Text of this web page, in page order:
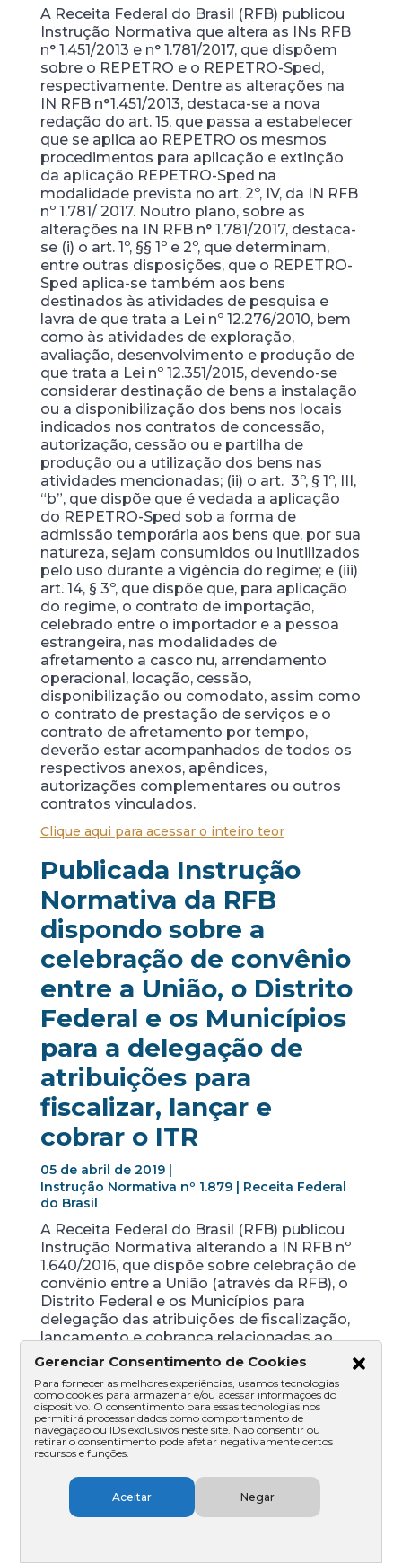
A Receita Federal do Brasil (RFB) publicou
Instrução Normativa que altera as INs RFB
n° 1.451/2013 e n° 1.781/2017, que dispõem
sobre o REPETRO e o REPETRO-Sped,
respectivamente. Dentre as alterações na
IN RFB n°1.451/2013, destaca-se a nova
redação do art. 15, que passa a estabelecer
que se aplica ao REPETRO os mesmos
procedimentos para aplicação e extinção
da aplicação REPETRO-Sped na
modalidade prevista no art. 2º, IV, da IN RFB
nº 1.781/ 2017. Noutro plano, sobre as
alterações na IN RFB n° 1.781/2017, destaca-
se (i) o art. 1º, §§ 1º e 2º, que determinam,
entre outras disposições, que o REPETRO-
Sped aplica-se também aos bens
destinados às atividades de pesquisa e
lavra de que trata a Lei nº 12.276/2010, bem
como às atividades de exploração,
avaliação, desenvolvimento e produção de
que trata a Lei nº 12.351/2015, devendo-se
considerar destinação de bens a instalação
ou a disponibilização dos bens nos locais
indicados nos contratos de concessão,
autorização, cessão ou e partilha de
produção ou a utilização dos bens nas
atividades mencionadas; (ii) o art. 3º, § 1º, III,
“b”, que dispõe que é vedada a aplicação
do REPETRO-Sped sob a forma de
admissão temporária aos bens que, por sua
natureza, sejam consumidos ou inutilizados
pelo uso durante a vigência do regime; e (iii)
art. 14, § 3º, que dispõe que, para aplicação
do regime, o contrato de importação,
celebrado entre o importador e a pessoa
estrangeira, nas modalidades de
afretamento a casco nu, arrendamento
operacional, locação, cessão,
disponibilização ou comodato, assim como
o contrato de prestação de serviços e o
contrato de afretamento por tempo,
deverão estar acompanhados de todos os
respectivos anexos, apêndices,
autorizações complementares ou outros
contratos vinculados.
Clique aqui para acessar o inteiro teor
Publicada Instrução
Normativa da RFB
dispondo sobre a
celebração de convênio
entre a União, o Distrito
Federal e os Municípios
para a delegação de
atribuições para
fiscalizar, lançar e
cobrar o ITR
05 de abril de 2019 |
Instrução Normativa nº 1.879 | Receita Federal
do Brasil
A Receita Federal do Brasil (RFB) publicou
Instrução Normativa alterando a IN RFB nº
1.640/2016, que dispõe sobre celebração de
convênio entre a União (através da RFB), o
Distrito Federal e os Municípios para
delegação das atribuições de fiscalização,
lançamento e cobrança relacionadas ao
ITR. A IN, alterando os anexos da norma
protocolização do termo de opção implica
na adesão formal a modelo de convênio
que será específico para cada ente
federativo optante. Ainda, estabelece que a
denúncia do convênio, quando realizada
pela RFB, deverá ser precedida de
comunicação em escrito para que o ente
conveniado tenha o prazo de 45 dias para
Gerenciar Consentimento de Cookies
Para fornecer as melhores experiências, usamos tecnologias
como cookies para armazenar e/ou acessar informações do
dispositivo. O consentimento para essas tecnologias nos
permitirá processar dados como comportamento de
navegação ou IDs exclusivos neste site. Não consentir ou
retirar o consentimento pode afetar negativamente certos
recursos e funções.
Aceitar Negar